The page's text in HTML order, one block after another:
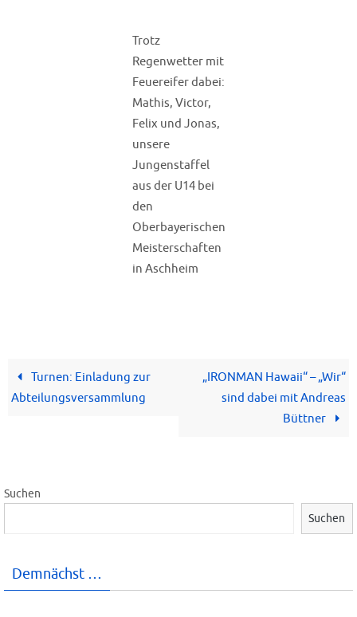
Trotz
Regenwetter mit
Feuereifer dabei:
Mathis, Victor,
Felix und Jonas,
unsere
Jungenstaffel
aus der U14 bei
den
Oberbayerischen
Meisterschaften
in Aschheim
Turnen: Einladung zur
Abteilungsversammlung
„IRONMAN Hawaii“ – „Wir“
sind dabei mit Andreas
Büttner
Suchen
Suchen
Demnächst …